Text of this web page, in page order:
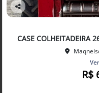
Co
arti
lhe
CASE COLHEITADEIRA
R$